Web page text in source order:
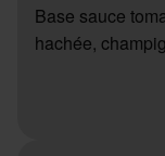
Base sauce
hachée,